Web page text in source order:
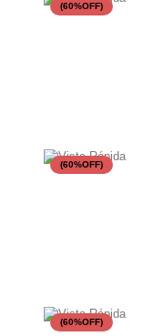
(60%OFF)
(60%OFF)
(60%OFF)